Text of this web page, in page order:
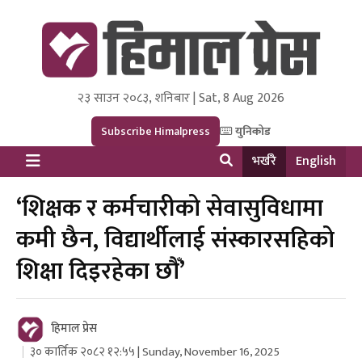
Himal Press
Dot NewsyNepal Media and Research Pvt Ltd.
२३ साउन २०८३, शनिबार | Sat, 8 Aug 2026
Subscribe Himalpress युनिकोड
भर्खरै English
‘शिक्षक र कर्मचारीको सेवासुविधामा
कमी छैन, विद्यार्थीलाई संस्कारसहिको
शिक्षा दिइरहेका छौँ’
हिमाल प्रेस
३० कार्तिक २०८२ १२:५५ | Sunday, November 16, 2025